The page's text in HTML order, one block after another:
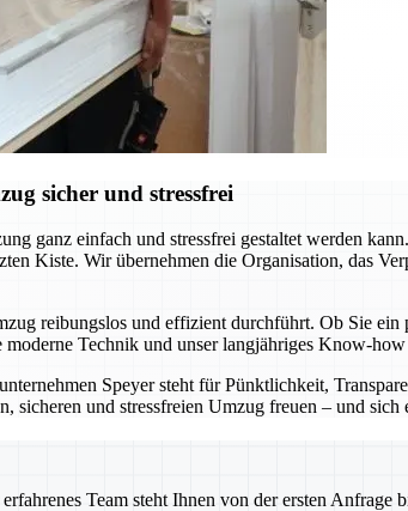
sicher und stressfrei
ganz einfach und stressfrei gestaltet werden
Kiste. Wir übernehmen die Organisation, das
reibungslos und effizient durchführt. Ob Sie
Technik und unser langjähriges Know-
Speyer steht für Pünktlichkeit,
und stressfreien Umzug freuen – und
Team steht Ihnen von der ersten